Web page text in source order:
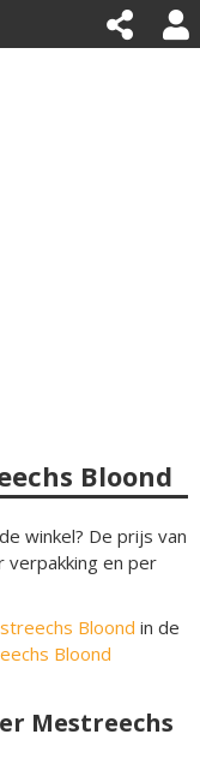
Bloond
winkel? De prijs van
verpakking en per
Bloond in de
Bloond
Mestreechs